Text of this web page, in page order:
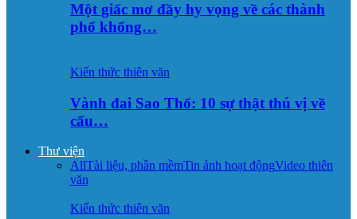
Một giấc mơ đầy hy vọng về các thành
phố khổng…
Kiến thức thiên văn
Vành đai Sao Thổ: 10 sự thật thú vị về
cấu…
Thư viện
AllTài liệu, phần mềmTin ảnh hoạt độngVideo thiên
văn
Kiến thức thiên văn